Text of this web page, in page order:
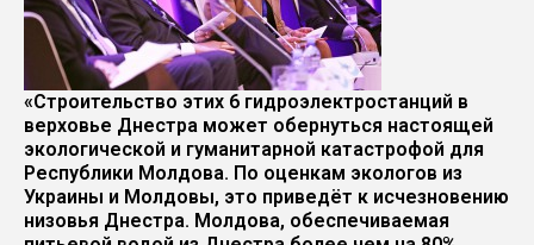
«Строительство этих 6 гидроэлектростанций в
верховье Днестра может обернуться настоящей
экологической и гуманитарной катастрофой для
Республики Молдова. По оценкам экологов из
Украины и Молдовы, это приведёт к исчезновению
низовья Днестра. Молдова, обеспечиваемая